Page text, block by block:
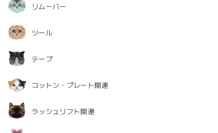
リムーバー
ツール
テープ
コットン・プレート関連
ラッシュリフト関連